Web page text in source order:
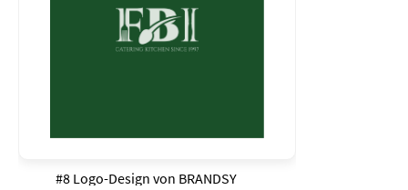
#8 Logo-Design von BRANDSY